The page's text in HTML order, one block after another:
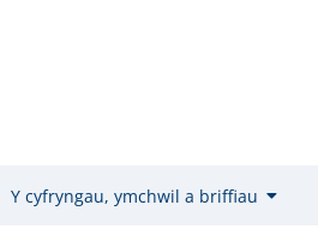
Y cyfryngau, ymchwil a briffiau